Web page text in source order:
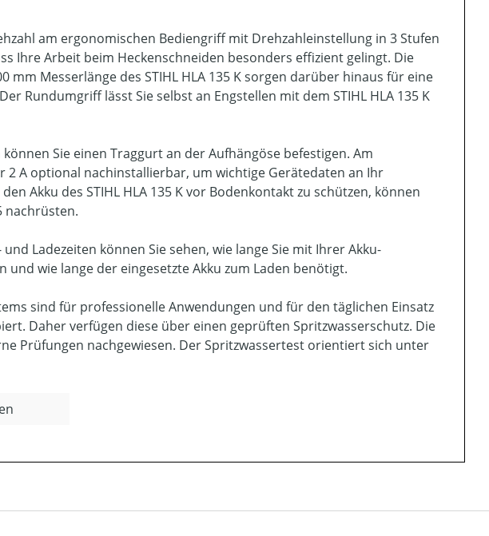
am ergonomischen Bediengriff mit Drehzahleinstellung in 3 Stufen
Ihre Arbeit beim Heckenschneiden besonders effizient gelingt. Die
Messerlänge des STIHL HLA 135 K sorgen darüber hinaus für eine
Rundumgriff lässt Sie selbst an Engstellen mit dem STIHL HLA 135 K
Sie einen Traggurt an der Aufhängöse befestigen. Am
2 A optional nachinstallierbar, um wichtige Gerätedaten an Ihr
Akku des STIHL HLA 135 K vor Bodenkontakt zu schützen, können
nachrüsten.
Ladezeiten können Sie sehen, wie lange Sie mit Ihrer Akku-
und wie lange der eingesetzte Akku zum Laden benötigt.
sind für professionelle Anwendungen und für den täglichen Einsatz
Daher verfügen diese über einen geprüften Spritzwasserschutz. Die
Prüfungen nachgewiesen. Der Spritzwassertest orientiert sich unter